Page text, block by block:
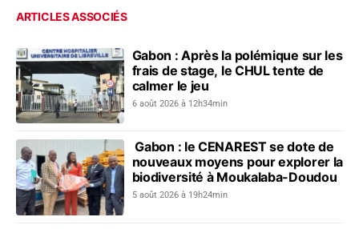
ARTICLES ASSOCIÉS
Gabon : Après la polémique sur les
frais de stage, le CHUL tente de
calmer le jeu
6 août 2026 à 12h34min
Gabon : le CENAREST se dote de
nouveaux moyens pour explorer la
biodiversité à Moukalaba-Doudou
5 août 2026 à 19h24min